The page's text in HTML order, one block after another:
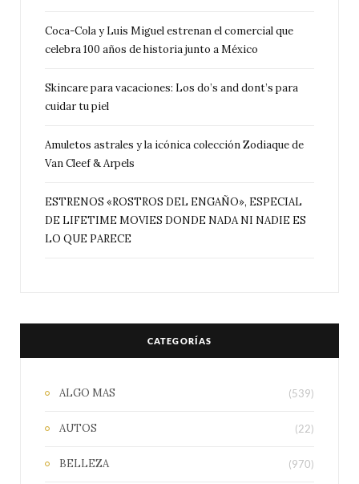
Coca-Cola y Luis Miguel estrenan el comercial que
celebra 100 años de historia junto a México
Skincare para vacaciones: Los do’s and dont’s para
cuidar tu piel
Amuletos astrales y la icónica colección Zodiaque de
Van Cleef & Arpels
ESTRENOS «ROSTROS DEL ENGAÑO», ESPECIAL
DE LIFETIME MOVIES DONDE NADA NI NADIE ES
LO QUE PARECE
CATEGORÍAS
ALGO MAS (539)
AUTOS (22)
BELLEZA (970)